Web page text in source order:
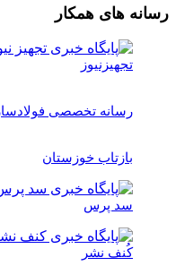
رسانه های همکار
تجهیزنیوز
رسانه تخصصی
بازتاب خوزستان
سد پرس
کُنف نشر